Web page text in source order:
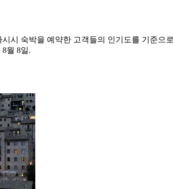
시시 숙박을 예약한 고객들의 인기도를 기준
8월 8일.